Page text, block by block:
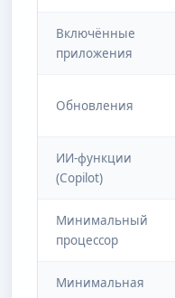
Включённые
приложения
Обновления
ИИ-функции
(Copilot)
Минимальный
процессор
Минимальная